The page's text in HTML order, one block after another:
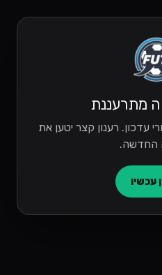
מתרעננת
עדכון. רענון קצר יטען את
החדשה.
עכשיו